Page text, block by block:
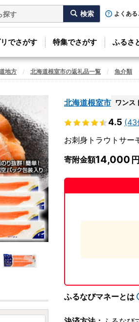
よくあ
でさがす 特集でさがす ふるさ
地方 北海道根室市の返礼品一覧 魚介類
北海道根室市 ワンス
4.5 (43
お刺身トラウトサ
寄附金額14,000
ふるなびマネーとは